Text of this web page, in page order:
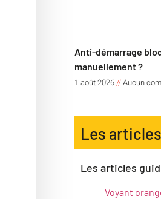
Anti-démarrage
manuellement ?
1 août 2026 Aucun
Les
Les articles
Voyant